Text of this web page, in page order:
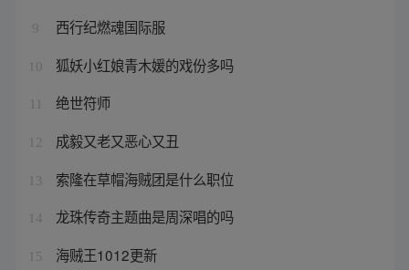
9 西行纪燃魂国际服
10 狐妖小红娘青木媛的戏份多吗
绝世符师
12 成毅又老又恶心又丑
13 索隆在草帽海贼团是什么职位
14 龙珠传奇主题曲是周深唱的吗
15 海贼王1012更新